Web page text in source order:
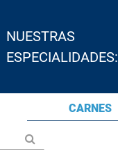
NUESTRAS
ESPECIALIDADES:
CARNES